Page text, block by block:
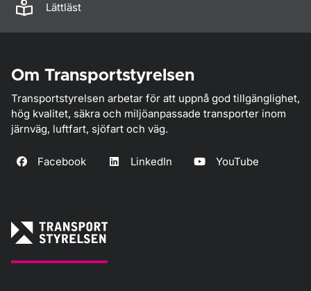
Lättläst
Om Transportstyrelsen
Transportstyrelsen arbetar för att uppnå god tillgänglighet,
hög kvalitet, säkra och miljöanpassade transporter inom
järnväg, luftfart, sjöfart och väg.
Facebook LinkedIn YouTube